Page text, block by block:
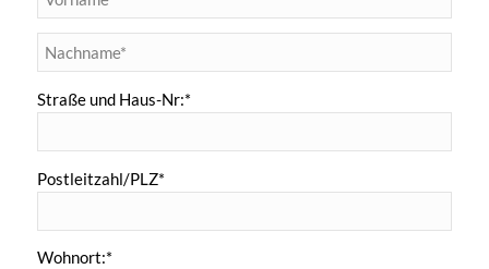
Straße und Haus-Nr:*
Postleitzahl/PLZ*
Wohnort:*